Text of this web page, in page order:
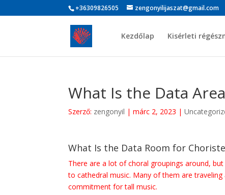
+36309826505 zengonyilijaszat@gmail.com
Kezdőlap Kisérleti
What Is the Data
Szerző: zengonyil |márc 2, 2023 |
What Is the Data Room for
There are a lot of choral groupings around,
to cathedral music. Many of them are
commitment for tall music.